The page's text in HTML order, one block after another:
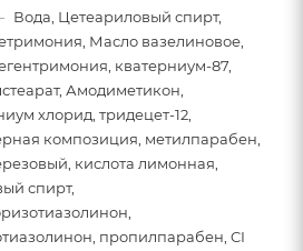
Вода, Цетеариловый спирт,
Масло вазелиновое,
кватерниум-87,
Амодиметикон,
хлорид, тридецет-12,
композиция, метилпарабен,
кислота лимонная,
спирт,
пропилпарабен, CI